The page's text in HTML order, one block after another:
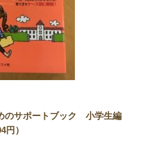
のサポートブック 小学生編
）